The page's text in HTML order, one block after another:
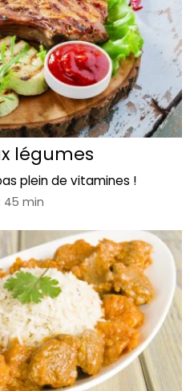
légumes
plein de vitamines !
45 min